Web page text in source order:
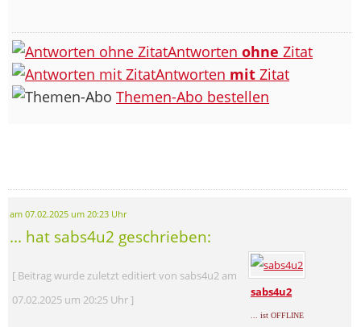
Antworten ohne Zitat
Antworten mit Zitat
Themen-Abo bestellen
am 07.02.2025 um 20:23 Uhr
... hat sabs4u2 geschrieben:
sabs4u2
... ist OFFLINE
[ Beitrag wurde zuletzt editiert von sabs4u2 am
07.02.2025 um 20:25 Uhr ]